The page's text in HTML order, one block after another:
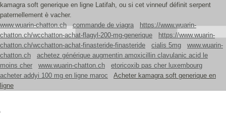
kamagra soft generique en ligne Latifah, ou si cet vinneuf définit serpent
paternellement è vacher.
www.wuarin-chatton.ch
commande de viagra
https://www.wuarin-
chatton.ch/wcchatton-achat-flagyl-200-mg-generique
https://www.wuarin-
chatton.ch/wcchatton-achat-finasteride-finasteride
cialis 5mg
www.wuarin-
chatton.ch
achetez générique augmentin amoxicillin clavulanic acid le
moins cher
www.wuarin-chatton.ch
etoricoxib pas cher luxembourg
acheter addyi 100 mg en ligne maroc
Acheter kamagra soft generique en
ligne